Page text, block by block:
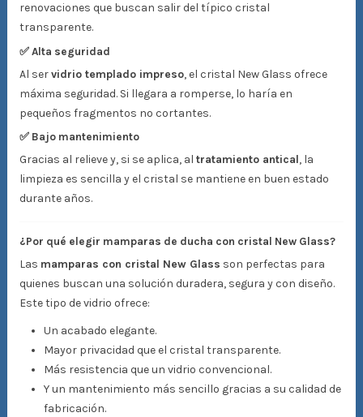
renovaciones que buscan salir del típico cristal
transparente.
✅ Alta seguridad
Al servidrio templado impreso, el cristal New Glass ofrece
máxima seguridad. Si llegara a romperse, lo haría en
pequeños fragmentos no cortantes.
✅ Bajo mantenimiento
Gracias al relieve y, si se aplica, al tratamiento antical, la
limpieza es sencilla y el cristal se mantiene en buen estado
durante años.
¿Por qué elegir mamparas de ducha con cristal New Glass?
Las mamparas con cristal New Glass son perfectas para
quienes buscan una solución duradera, segura y con diseño.
Este tipo de vidrio ofrece:
Un acabado elegante.
Mayor privacidad que el cristal transparente.
Más resistencia que un vidrio convencional.
Y un mantenimiento más sencillo gracias a su calidad de
fabricación.